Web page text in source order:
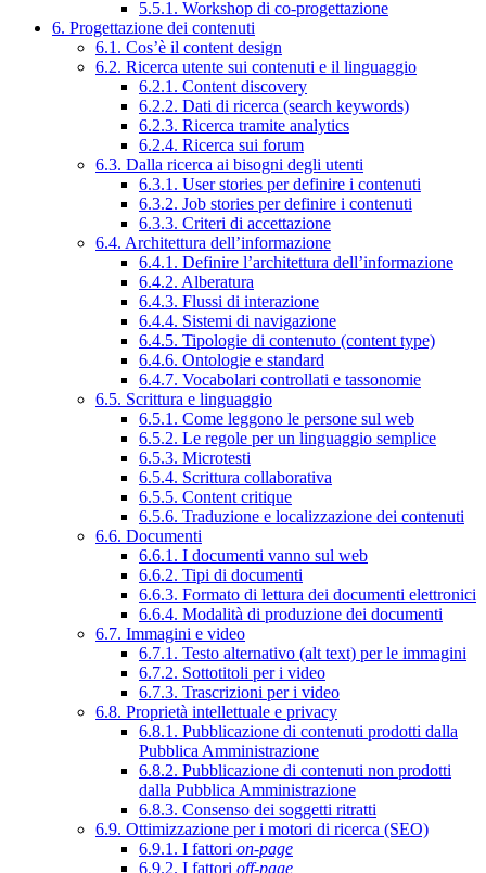
5.5.1. Workshop di co-progettazione
6. Progettazione dei contenuti
6.1. Cos’è il content design
6.2. Ricerca utente sui contenuti e il linguaggio
6.2.1. Content discovery
6.2.2. Dati di ricerca (search keywords)
6.2.3. Ricerca tramite analytics
6.2.4. Ricerca sui forum
6.3. Dalla ricerca ai bisogni degli utenti
6.3.1. User stories per definire i contenuti
6.3.2. Job stories per definire i contenuti
6.3.3. Criteri di accettazione
6.4. Architettura dell’informazione
6.4.1. Definire l’architettura dell’informazione
6.4.2. Alberatura
6.4.3. Flussi di interazione
6.4.4. Sistemi di navigazione
6.4.5. Tipologie di contenuto (content type)
6.4.6. Ontologie e standard
6.4.7. Vocabolari controllati e tassonomie
6.5. Scrittura e linguaggio
6.5.1. Come leggono le persone sul web
6.5.2. Le regole per un linguaggio semplice
6.5.3. Microtesti
6.5.4. Scrittura collaborativa
6.5.5. Content critique
6.5.6. Traduzione e localizzazione dei contenuti
6.6. Documenti
6.6.1. I documenti vanno sul web
6.6.2. Tipi di documenti
6.6.3. Formato di lettura dei documenti elettronici
6.6.4. Modalità di produzione dei documenti
6.7. Immagini e video
6.7.1. Testo alternativo (alt text) per le immagini
6.7.2. Sottotitoli per i video
6.7.3. Trascrizioni per i video
6.8. Proprietà intellettuale e privacy
6.8.1. Pubblicazione di contenuti prodotti dalla
Pubblica Amministrazione
6.8.2. Pubblicazione di contenuti non prodotti
dalla Pubblica Amministrazione
6.8.3. Consenso dei soggetti ritratti
6.9. Ottimizzazione per i motori di ricerca (SEO)
6.9.1. I fattori on-page
6.9.2. I fattori off-page